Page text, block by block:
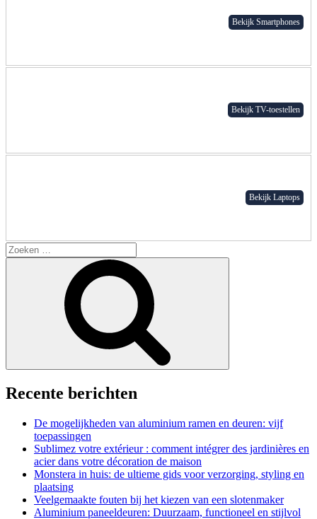
Bekijk Smartphones
Bekijk TV-toestellen
Bekijk Laptops
Search
for:
Recente berichten
De mogelijkheden van aluminium ramen en deuren: vijf
toepassingen
Sublimez votre extérieur : comment intégrer des jardinières en
acier dans votre décoration de maison
Monstera in huis: de ultieme gids voor verzorging, styling en
plaatsing
Veelgemaakte fouten bij het kiezen van een slotenmaker
Aluminium paneeldeuren: Duurzaam, functioneel en stijlvol